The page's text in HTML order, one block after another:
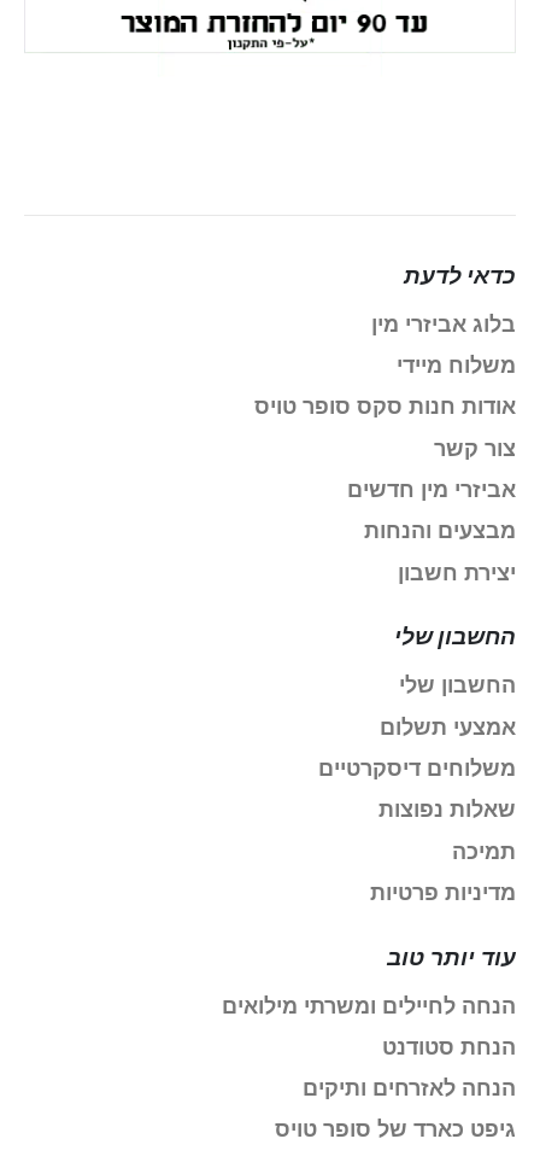
כדאי לדעת
בלוג אביזרי מין
משלוח מיידי
אודות חנות סקס סופר טויס
צור קשר
אביזרי מין חדשים
מבצעים והנחות
יצירת חשבון
החשבון שלי
החשבון שלי
אמצעי תשלום
משלוחים דיסקרטיים
שאלות נפוצות
תמיכה
מדיניות פרטיות
עוד יותר טוב
הנחה לחיילים ומשרתי מילואים
הנחת סטודנט
הנחה לאזרחים ותיקים
גיפט כארד של סופר טויס